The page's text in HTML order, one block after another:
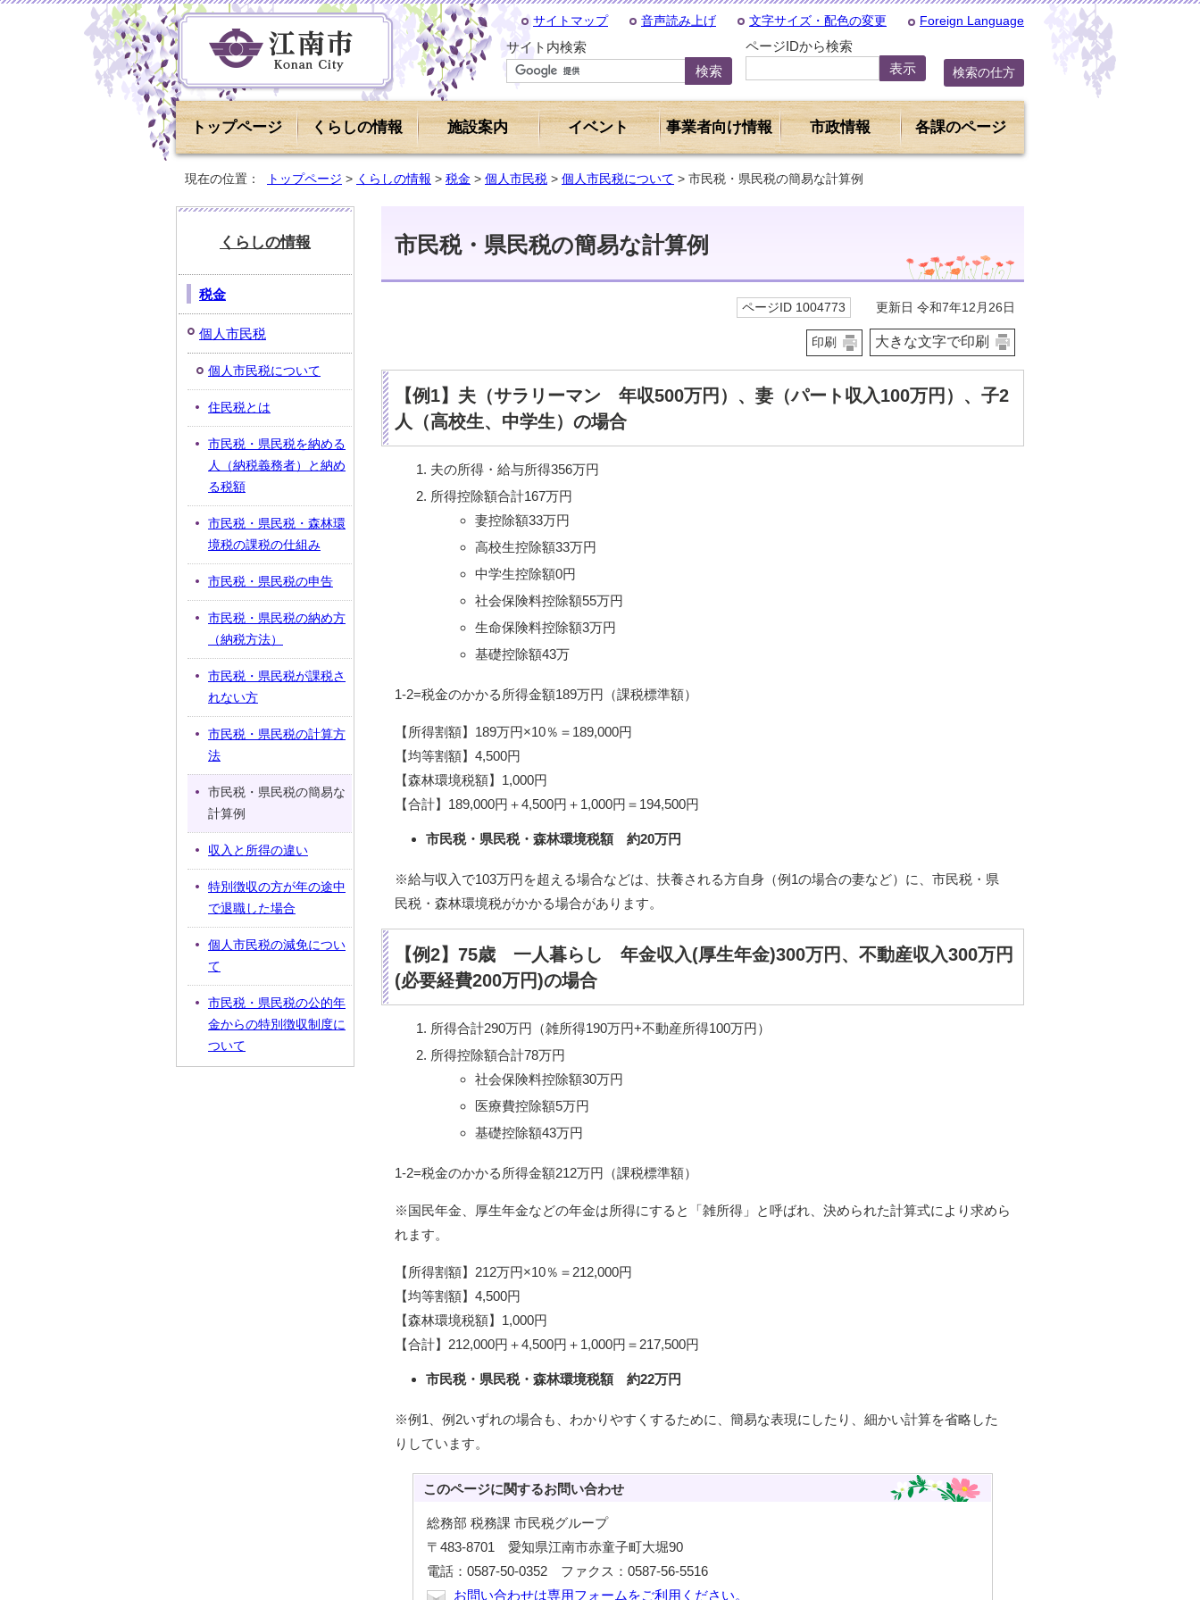
サイトマップ 音声読み上げ 文字サイズ・配色の変更 Foreign Language
サイト内検索 ページIDから検索
検索の仕方
トップページ くらしの情報 施設案内 イベント 事業者向け情報 市政情報 各課のページ
現在の位置： トップページ > くらしの情報 > 税金 > 個人市民税 > 個人市民税について > 市民税・県民税の簡易な計算例
市民税・県民税の簡易な計算例
ページID 1004773 更新日 令和7年12月26日
印刷 大きな文字で印刷
【例1】夫（サラリーマン 年収500万円）、妻（パート収入100万円）、子2
人（高校生、中学生）の場合
夫の所得・給与所得356万円
所得控除額合計167万円
妻控除額33万円
高校生控除額33万円
中学生控除額0円
社会保険料控除額55万円
生命保険料控除額3万円
基礎控除額43万
1-2=税金のかかる所得金額189万円（課税標準額）
【所得割額】189万円×10％＝189,000円
【均等割額】4,500円
【森林環境税額】1,000円
【合計】189,000円＋4,500円＋1,000円＝194,500円
市民税・県民税・森林環境税額 約20万円
※給与収入で103万円を超える場合などは、扶養される方自身（例1の場合の妻など）に、市民税・県
民税・森林環境税がかかる場合があります。
【例2】75歳 一人暮らし 年金収入(厚生年金)300万円、不動産収入300万円
(必要経費200万円)の場合
所得合計290万円（雑所得190万円+不動産所得100万円）
所得控除額合計78万円
社会保険料控除額30万円
医療費控除額5万円
基礎控除額43万円
1-2=税金のかかる所得金額212万円（課税標準額）
※国民年金、厚生年金などの年金は所得にすると「雑所得」と呼ばれ、決められた計算式により求めら
れます。
【所得割額】212万円×10％＝212,000円
【均等割額】4,500円
【森林環境税額】1,000円
【合計】212,000円＋4,500円＋1,000円＝217,500円
市民税・県民税・森林環境税額 約22万円
※例1、例2いずれの場合も、わかりやすくするために、簡易な表現にしたり、細かい計算を省略した
りしています。
このページに関するお問い合わせ
総務部 税務課 市民税グループ
〒483-8701 愛知県江南市赤童子町大堀90
電話：0587-50-0352 ファクス：0587-56-5516
お問い合わせは専用フォームをご利用ください。
くらしの情報
税金
個人市民税
個人市民税について
住民税とは
市民税・県民税を納める
人（納税義務者）と納め
る税額
市民税・県民税・森林環
境税の課税の仕組み
市民税・県民税の申告
市民税・県民税の納め方
（納税方法）
市民税・県民税が課税さ
れない方
市民税・県民税の計算方
法
市民税・県民税の簡易な
計算例
収入と所得の違い
特別徴収の方が年の途中
で退職した場合
個人市民税の減免につい
て
市民税・県民税の公的年
金からの特別徴収制度に
ついて